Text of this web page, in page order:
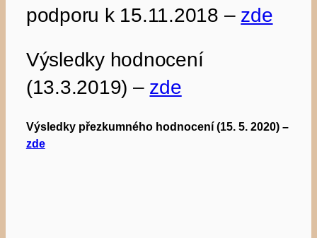
podporu k 15.11.2018 – zde
Výsledky hodnocení
(13.3.2019) – zde
Výsledky přezkumného hodnocení (15. 5. 2020) –
zde